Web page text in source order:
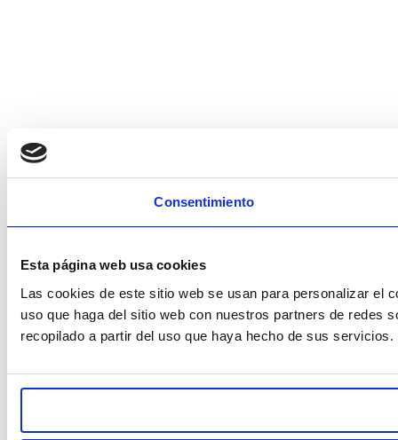
Consentimiento
Esta página web usa cookies
Las cookies de este sitio web se usan para personalizar el
uso que haga del sitio web con nuestros partners de redes
recopilado a partir del uso que haya hecho de sus servicios.